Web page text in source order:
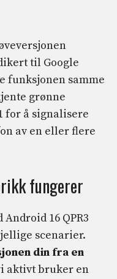
til Google
funksjonen samme
grønne
for å signalisere
av en eller flere
fungerer
16 QPR3
scenarier.
din fra en
aktivt bruker en